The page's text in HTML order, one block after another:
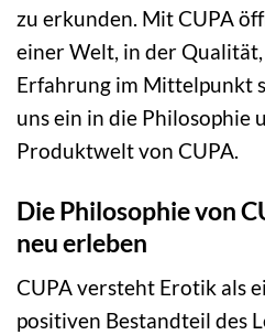
zu erkunden. Mit CUPA
einer Welt, in der
Erfahrung im Mittelpunkt
uns ein in die Philosophie
Produktwelt von CUPA.
Die Philosophie von
neu erleben
CUPA versteht Erotik als
positiven Bestandteil des